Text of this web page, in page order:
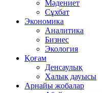
Мәдениет
Сұхбат
Экономика
Аналитика
Бизнес
Экология
Қоғам
Денсаулық
Халық дауысы
Арнайы жобалар